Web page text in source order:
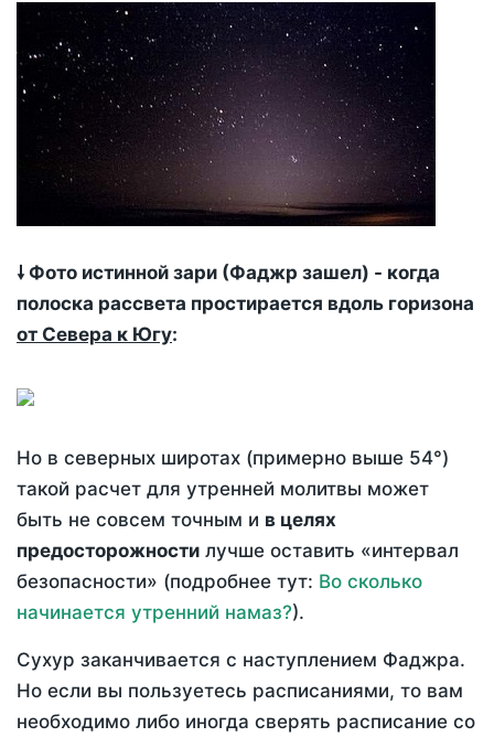
🠗 Фото истинной зари (Фаджр зашел) - когда
полоска рассвета простирается вдоль горизона
от Севера к Югу:
Но в северных широтах (примерно выше 54°)
такой расчет для утренней молитвы может
быть не совсем точным и в целях
предосторожности лучше оставить «интервал
безопасности» (подробнее тут: Во сколько
начинается утренний намаз?).
Сухур заканчивается с наступлением Фаджра.
Но если вы пользуетесь расписаниями, то вам
необходимо либо иногда сверять расписание со